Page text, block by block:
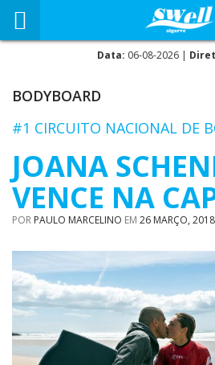
Data: 06-08-2026 |
BODYBOARD
#1 CIRCUITO NACIONAL DE
JOANA
VENCE NA
POR PAULO MARCELINO EM 26 MARÇO,